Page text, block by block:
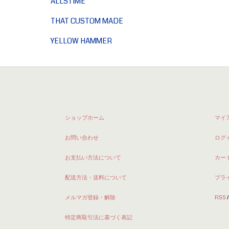
THAT CUSTOM MADE
YELLOW HAMMER
ショップホーム
お問い合わせ
お支払い方法について
配送方法・送料について
メルマガ登録・解除
特定商取引法に基づく表記
マイ
ログ
カー
プラ
RSS/